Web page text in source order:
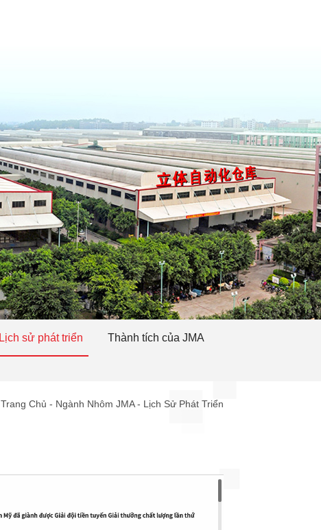
Lịch sử phát triển Thành tích của JMA
Trang Chủ - Ngành Nhôm JMA - Lịch Sử Phát Triển